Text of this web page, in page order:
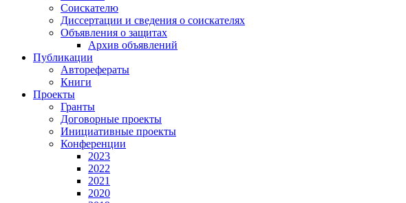
Соискателю
Диссертации и сведения о соискателях
Объявления о защитах
Архив объявлений
Публикации
Авторефераты
Книги
Проекты
Гранты
Договорные проекты
Инициативные проекты
Конференции
2023
2022
2021
2020